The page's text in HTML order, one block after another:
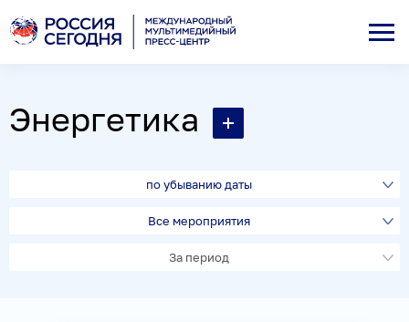
Энергетика
по убыванию даты
Все мероприятия
За период